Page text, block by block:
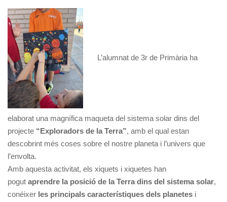
L’alumnat de 3r de Primària ha
elaborat una magnífica maqueta del sistema solar dins del
projecte “Exploradors de la Terra”, amb el qual estan
descobrint més coses sobre el nostre planeta i l’univers que
l’envolta.
Amb aquesta activitat, els xiquets i xiquetes han
pogut aprendre la posició de la Terra dins del sistema solar,
conéixer les principals característiques dels planetes i